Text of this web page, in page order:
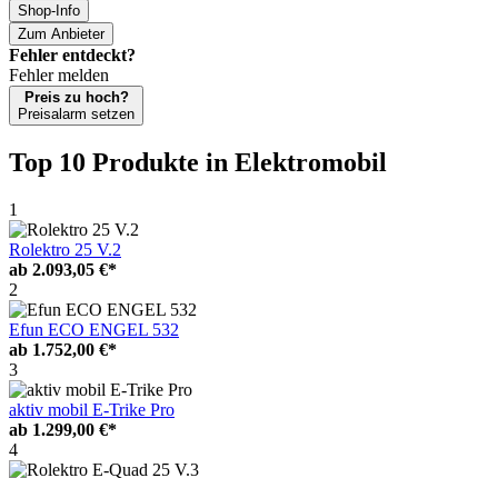
Shop-Info
Zum Anbieter
Fehler entdeckt?
Fehler melden
Preis zu hoch?
Preisalarm setzen
Top 10 Produkte in Elektromobil
1
Rolektro 25 V.2
ab 2.093,05 €*
2
Efun ECO ENGEL 532
ab 1.752,00 €*
3
aktiv mobil E-Trike Pro
ab 1.299,00 €*
4